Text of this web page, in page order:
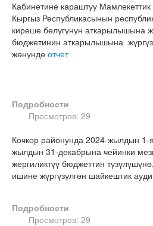
Кабинетине караштуу
Кыргыз Республикасынын
киреше бөлүгүнүн аткарылышына
бюджетинин аткарылышына
жөнүндө отчет
Подробности
Просмотров: 29
Кочкор районунда 2024-жылдын 1-
жылдын 31-декабрына чейинки
жергиликтүү бюджеттин
ишине жүргүзүлгөн шайкештик
Подробности
Просмотров: 29